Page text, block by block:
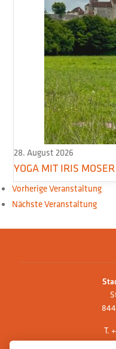
28. August 2026
YOGA MIT IRIS MOSER
Vorherige Veranstaltung
Nächste Veranstaltung
T.